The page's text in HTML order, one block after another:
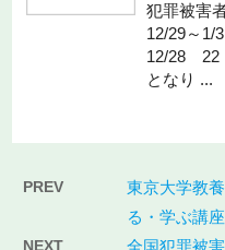
犯罪被害
12/29～1/
12/28 22
となり ...
PREV
東京大学教
る・学ぶ講
NEXT